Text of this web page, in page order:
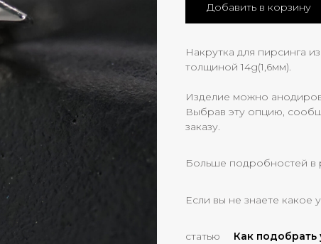
Добавить в корзину
Накрутка для пирсинга
толщиной 14g(1,6мм).
Изделие можно
Выбрав эту опцию,
заказу.
Больше подробностей в
Если вы не знаете какое
статью Как